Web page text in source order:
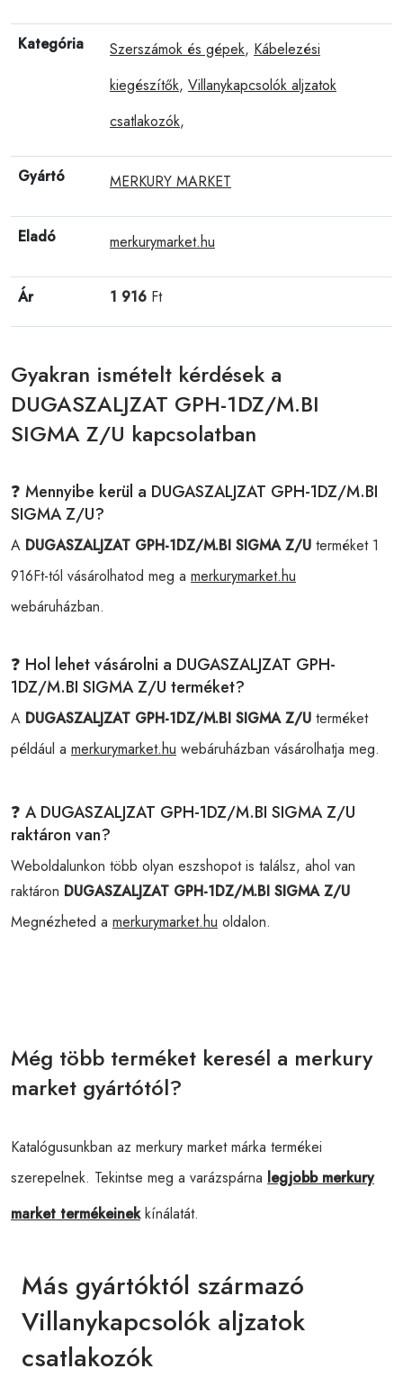
Kategória Szerszámok és gépek, Kábelezési
kiegészítők, Villanykapcsolók aljzatok
csatlakozók,
Gyártó MERKURY MARKET
Eladó merkurymarket.hu
Ár 1 916 Ft
Gyakran ismételt kérdések a
DUGASZALJZAT GPH-1DZ/M.BI
SIGMA Z/U kapcsolatban
❓ Mennyibe kerül a DUGASZALJZAT GPH-1DZ/M.BI
SIGMA Z/U?
A DUGASZALJZAT GPH-1DZ/M.BI SIGMA Z/U terméket 1
916Ft-tól vásárolhatod meg a merkurymarket.hu
webáruházban.
❓ Hol lehet vásárolni a DUGASZALJZAT GPH-
1DZ/M.BI SIGMA Z/U terméket?
A DUGASZALJZAT GPH-1DZ/M.BI SIGMA Z/U terméket
például a merkurymarket.hu webáruházban vásárolhatja meg.
❓ A DUGASZALJZAT GPH-1DZ/M.BI SIGMA Z/U
raktáron van?
Weboldalunkon több olyan eszshopot is találsz, ahol van
raktáron DUGASZALJZAT GPH-1DZ/M.BI SIGMA Z/U
Megnézheted a merkurymarket.hu oldalon.
Még több terméket keresél a merkury
market gyártótól?
Katalógusunkban az merkury market márka termékei
szerepelnek. Tekintse meg a varázspárna legjobb merkury
market termékeinekkínálatát.
Más gyártóktól származó
Villanykapcsolók aljzatok
csatlakozók